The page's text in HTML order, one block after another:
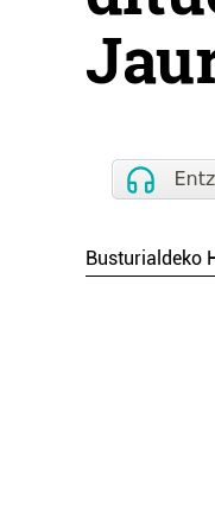
Busturialdeko